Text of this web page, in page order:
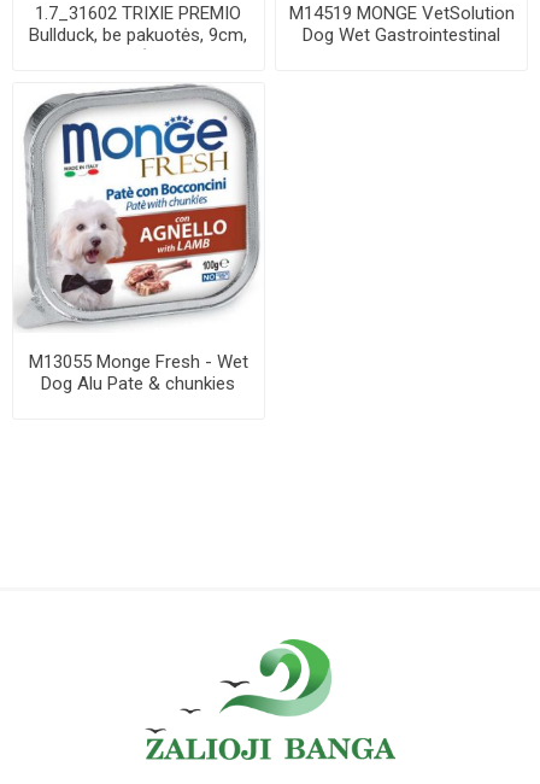
1.7_31602 TRIXIE PREMIO
Bullduck, be pakuotės, 9cm,
11 g (pa...
M14519 MONGE VetSolution
Dog Wet Gastrointestinal
M13055 Monge Fresh - Wet
Dog Alu Pate & chunkies